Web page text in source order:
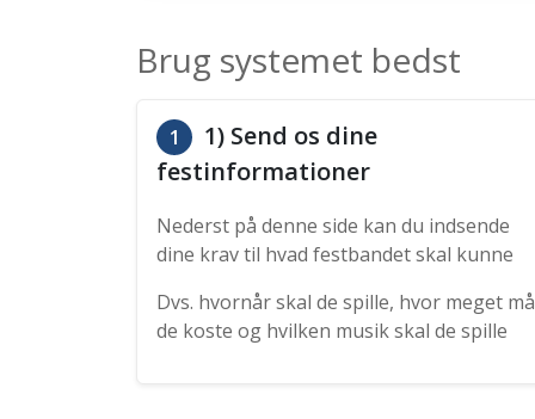
Brug systemet bedst
1
1) Send os dine
festinformationer
Nederst på denne side kan du indsende
dine krav til hvad festbandet skal kunne
Dvs. hvornår skal de spille, hvor meget må
de koste og hvilken musik skal de spille